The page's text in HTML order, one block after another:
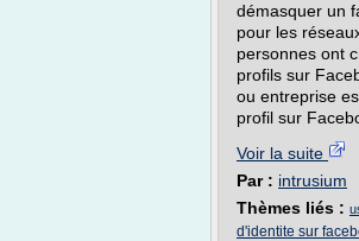
démasquer un
pour les
personnes ont
profils sur
ou entreprise
profil sur
Voir la suite
Par : intrusium
Thèmes liés :
d'identite sur